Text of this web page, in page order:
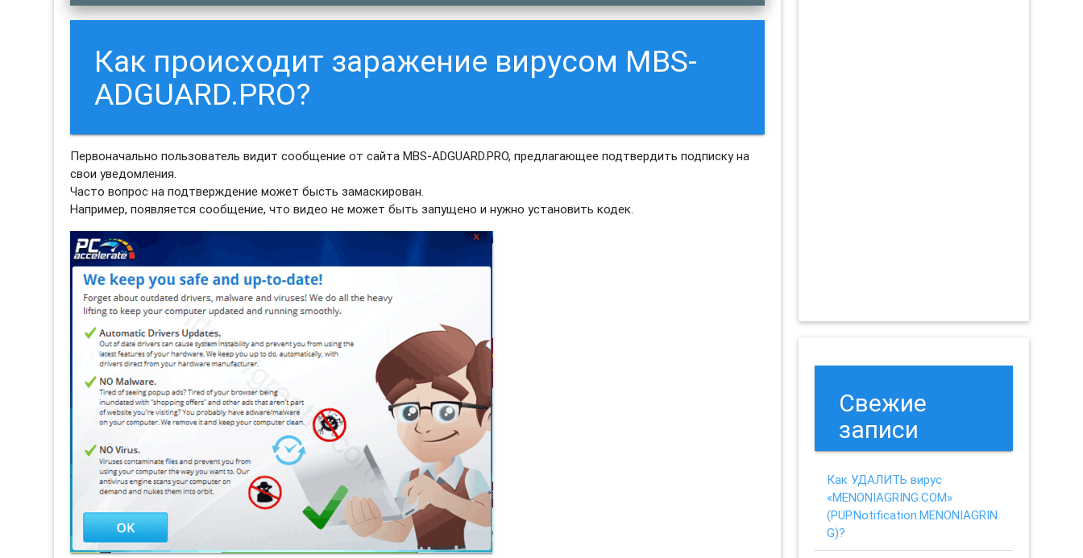
Как происходит заражение вирусом MBS-
ADGUARD.PRO?
Первоначально пользователь видит сообщение от сайта MBS-ADGUARD.PRO, предлагающее подтвердить подписку на
свои уведомления.
Часто вопрос на подтверждение может бысть замаскирован.
Например, появляется сообщение, что видео не может быть запущено и нужно установить кодек.
Свежие
записи
Как УДАЛИТЬ вирус
«MENONIAGRING.COM»
(PUP.Notification.MENONIAGRIN
G)?